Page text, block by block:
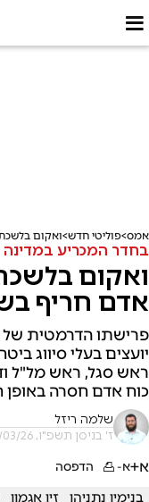
אמס פוליטי חדש ואקום
בחדר המכריע במדינה
ואקום
אדם חריף
פרישתו הדרמטית
יועצים בעלי סיווג
ראש סגל, ראש מל"ל
כוח אדם חסרה
שלמה ריזל
ז' בניסן תשפ"ו, 25/03/26 20:43
א+א- הדפסה
בנימין נתניהו זיו אגמון